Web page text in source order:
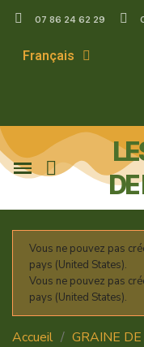
07 86 24 62 29
Français
Vous ne pouvez pas
pays (United States).
Vous ne pouvez pas
pays (United States).
Accueil GRAINE